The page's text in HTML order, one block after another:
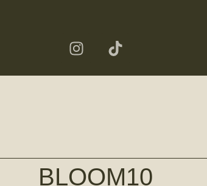
BLOOM10